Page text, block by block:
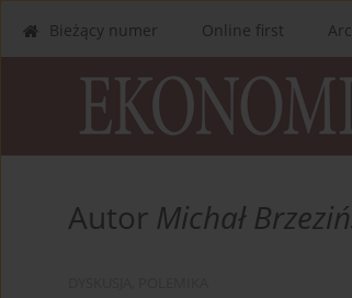
Bieżący numer Online first
Autor Michał